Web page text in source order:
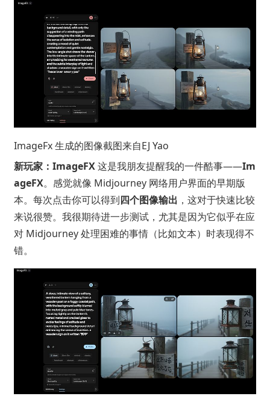
ImageFx 生成的图像截图来自EJ Yao
新玩家：ImageFX这是我朋友提醒我的一件酷事——Im
ageFX。感觉就像 Midjourney 网络用户界面的早期版
本。每次点击你可以得到四个图像输出 ，这对于快速比较
来说很赞。我很期待进一步测试，尤其是因为它似乎在应
对 Midjourney 处理困难的事情（比如文本）时表现得不
错。